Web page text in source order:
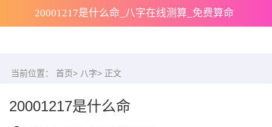
20001217是什么命_八字在线测算_免费算命
当前位置： 首页> 八字> 正文
20001217是什么命